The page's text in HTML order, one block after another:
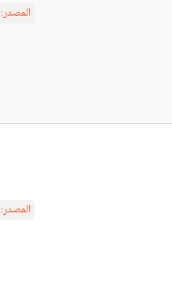
المصدر:
المصدر: